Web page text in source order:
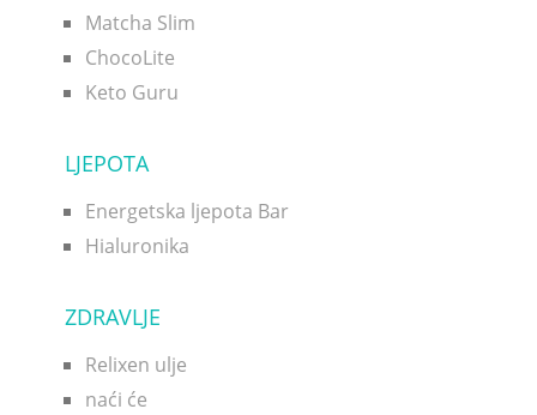
Matcha Slim
ChocoLite
Keto Guru
LJEPOTA
Energetska ljepota Bar
Hialuronika
ZDRAVLJE
Relixen ulje
naći će